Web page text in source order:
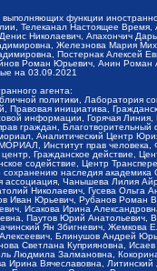
функции
Телеканал Настоящее
Николаевич, Апахончич
Железнова Мария
Постернак Алексей
Роман Юрьевич, Анин Роман
на 03.09.2021
агента:
политики,
инициатива,
информации, Горячая
граждан,
Аналитический Центр
Институт прав человека,
Гражданское
содействие, Центр
сохранению наследия
ассоциация, Чанышева Лилия
Николаевич, Гусева Ольга
Иван Юрьевич, Рубанов Роман
Исакова Ирина
Паутов Юрий Анатольевич,
Ян Збигневич,
Блинушов Андрей
Светлана Куприяновна,
Людмила Залмановна,
Ирина Вячеславовна,